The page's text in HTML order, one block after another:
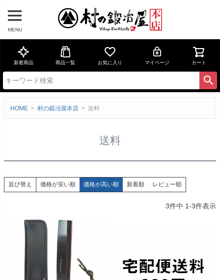
MENU
新着商品 商品一覧 お気に入り マイページ カート
HOME 村の鍛冶屋本店 送料
送料
並び替え 価格が安い順 価格が高い順 新着順 レビュー順
3件中 1-3件表示